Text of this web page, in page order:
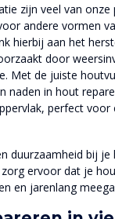
zijn veel van
andere vormen
hierbij aan het
door
Met de juiste
naden in hout
perfect voor
duurzaamheid bij
ervoor dat je
en jarenlang